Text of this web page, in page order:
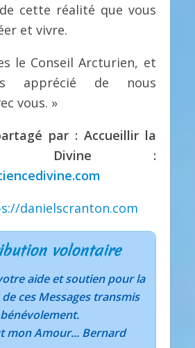
de cette réalité que vous
et vivre.
le Conseil Arcturien, et
apprécié de nous
vous. »
par : Accueillir la
Divine :
danielscranton.com
volontaire
aide et soutien pour la
ces Messages transmis
bénévolement.
mon Amour... Bernard